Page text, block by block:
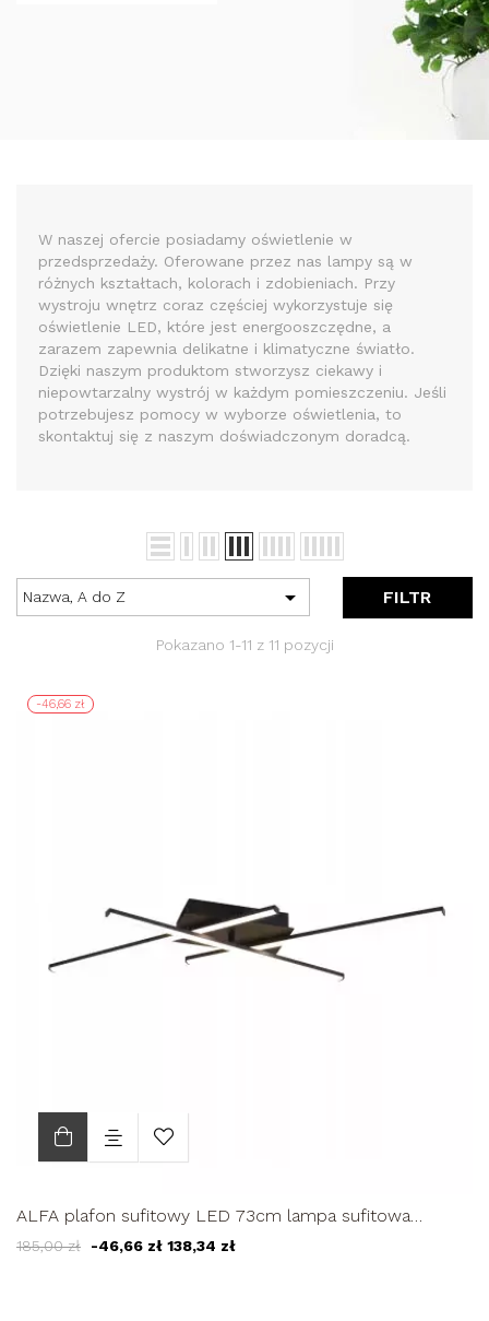
W naszej ofercie posiadamy oświetlenie w
przedsprzedaży. Oferowane przez nas lampy są w
różnych kształtach, kolorach i zdobieniach. Przy
wystroju wnętrz coraz częściej wykorzystuje się
oświetlenie LED, które jest energooszczędne, a
zarazem zapewnia delikatne i klimatyczne światło.
Dzięki naszym produktom stworzysz ciekawy i
niepowtarzalny wystrój w każdym pomieszczeniu. Jeśli
potrzebujesz pomocy w wyborze oświetlenia, to
skontaktuj się z naszym doświadczonym doradcą.
Nazwa, A do Z  FILTR
Pokazano 1-11 z 11 pozycji
-46,66 zł
ALFA plafon sufitowy LED 73cm lampa sufitowa
regulowana 23W
185,00 zł -46,66 zł 138,34 zł